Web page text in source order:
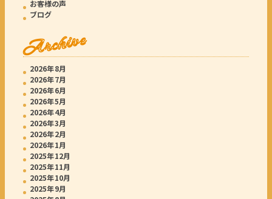
お客様の声
ブログ
Archive
2026年8月
2026年7月
2026年6月
2026年5月
2026年4月
2026年3月
2026年2月
2026年1月
2025年12月
2025年11月
2025年10月
2025年9月